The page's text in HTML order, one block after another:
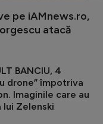
pe iAMnews.ro,
atacă
BANCIU, 4
drone” împotriva
Imaginile care au
Zelenski